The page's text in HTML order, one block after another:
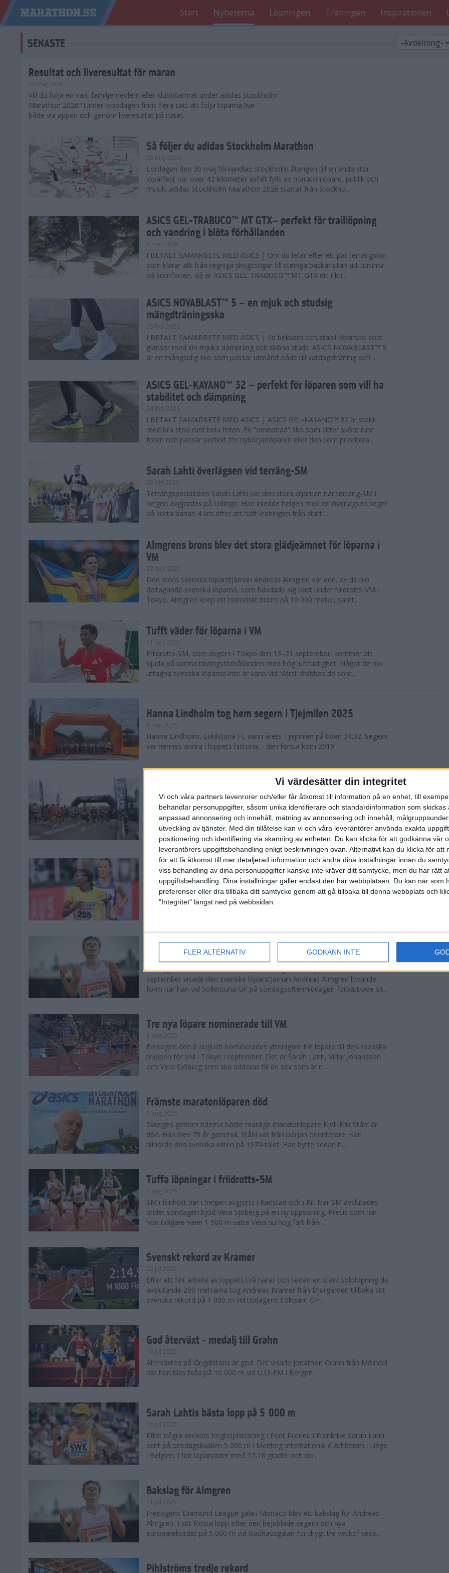
Vi värdesätter din integritet
Vi och våra partners levenrorer och/eller får åtkomst till information på en enhet, till
behandlar personuppgifter, såsom unika identifierare och standardinformation som skickas
anpassad annonsering och innehåll, mätning av annonsering och innehåll,
utveckling av tjänster. Med din tillåtelse kan vi och våra leverantörer använda exakta
positionering och identifiering via skanning av enheten. Du kan klicka för att godkänna vår
leverantörers uppgiftsbehandling enligt beskrivningen ovan. Alternativt kan du klicka för att
för att få åtkomst till mer detaljerad information och ändra dina inställningar innan du
viss behandling av dina personuppgifter kanske inte kräver ditt samtycke, men du har rätt
uppgiftsbehandling. Dina inställningar gäller endast den här webbplatsen. Du kan när som
preferenser eller dra tillbaka ditt samtycke genom att gå tillbaka till denna webbplats och
"Integritet" längst ned på webbsidan.
FLER ALTERNATIV GODKÄNN INTE
Start Nyheterna Löpningen Träningen Inspirationen
SENASTE
Resultat och liveresultat för maran
28 maj 2026
​Vill du följa en vän, familjemedlem eller klubbkamrat under adidas Stockholm
Marathon 2026? Under loppdagen finns flera sätt att följa löparna live –
både via appen och genom liveresultat på nätet.
Så följer du adidas Stockholm Marathon
28 maj 2026
Lördagen den 30 maj förvandlas Stockholm återigen till en enda stor
löparfest när över 42 kilometer asfalt fylls av maratonlöpare, publik och
musik. adidas Stockholm Marathon 2026 startar från Stockho...
ASICS GEL-TRABUCO™ MT GTX– perfekt för traillöpning
och vandring i blöta förhållanden
4 mar 2026
I BETALT SAMARBETE MED ASICS | Om du letar efter ett par terrängskor
som klarar allt från regniga skogsstigar till steniga backar utan att tumma
på komforten, då är ASICS GEL-TRABUCO™ MT GTX ett rikti...
ASICS NOVABLAST™ 5 – en mjuk och studsig
mängdträningssko
25 feb 2026
I BETALT SAMARBETE MED ASICS | En bekväm och stabil löparsko som
glänser med sin mjuka dämpning och sköna studs. ASICS NOVABLAST™ 5
är en mångsidig sko som passar utmärkt både till vardagsträning och ...
ASICS GEL-KAYANO™ 32 – perfekt för löparen som vill ha
stabilitet och dämpning
24 feb 2026
I BETALT SAMARBETE MED ASICS | ASICS GEL-KAYANO™ 32 är stabil
med bra stöd runt hela foten. En ”ombonad” sko som sitter skönt runt
foten och passar perfekt för nybörjarlöparen eller den som prioritera...
Sarah Lahti överlägsen vid terräng-SM
20 okt 2025
Terrängspecialisten Sarah Lahti var den stora stjärnan när terräng-SM i
helgen avgjordes på Lidingö. Hon inledde helgen med en överlägsen seger
på korta banan 4 km efter att haft ledningen från start ...
Almgrens brons blev det stora glädjeämnet för löparna i
VM
23 sep 2025
Den stora svenska löparstjärnan Andreas Almgren var den, av de nio
deltagande svenska löparna, som hävdade sig bäst under friidrotts-VM i
Tokyo. Almgren knep ett historiskt brons på 10 000 meter, samt...
Tufft väder för löparna i VM
11 sep 2025
Friidrotts-VM, som avgörs i Tokyo den 13–21 september, kommer att
bjuda på varma tävlingsförhållanden med hög luftfuktighet. Något de nio
uttagna svenska löparna inte är vana vid. Värst drabbas de som...
Hanna Lindholm tog hem segern i Tjejmilen 2025
6 sep 2025
Hanna Lindholm, Eskilstuna FI, vann årets Tjejmilen på tiden 34:32. Segern
var hennes andra i loppets historia – den första kom 2019.
Snabbaste segertiden på 12 år i rekordstort adidas
Stockholm Halvmaraton
30 aug 2025
Ett slutsålt och rekordstort adidas Stockholm Halvmaraton avgjordes i
nästintill perfekt löparväder. 18 grader, mulet och väldigt lite vind. Totalt
var 19,866 löpare anmälda, varav 15,807 kom till sta...
Löparna viktiga när Sverige vann Finnkampen
26 aug 2025
Den hundrade upplagan av Finnkampen, världens äldsta och största
landskamp i friidrott, avgjordes inför fullsatta läktare på Stockholms
Svenskt rekord när Almgren testade VM-formen
En dryg månad före friidrotts-VM, som avgörs i Tokyo den 13-21
september visade den svenske löparstjärnan Andreas Almgren lovande
form när han vid Sollentuna GP på söndagseftermiddagen förbättrade sit...
Tre nya löpare nominerade till VM
8 aug 2025
Fredagen den 8 augusti nominerades ytterligare tre löpare till den svenska
truppen för VM i Tokyo i september. Det är Sarah Lahti, Vidar Johansson
och Vera Sjöberg som ska adderas till de sex som är n...
Främste maratonlöparen död
7 aug 2025
Sveriges genom tiderna bäste manlige maratonlöpare Kjell-Erik Ståhl är
död. Han blev 79 år gammal. Ståhl var från början orienterare. Han
tillhörde den svenska eliten på 1970-talet. Han bytte sedan ti...
Tuffa löpningar i friidrotts-SM
3 aug 2025
SM i friidrott har i helgen avgjorts i Karlstad och i Kil. När SM avslutades
under söndagen bjöd Vera Sjöberg på en ny uppvisning. Precis som när
hon tidigare vann 1 500 m satte Vera nu hög fart från ...
Svenskt rekord av Kramer
22 jul 2025
Efter ett fint arbete av loppets två harar och sedan en stark sololöpning de
avslutande 200 metrarna tog Andreas Kramer från Djurgården tillbaka sitt
svenska rekord på 1 000 m vid tisdagens Folksam GP...
God återväxt - medalj till Grahn
18 jul 2025
Återväxten på långdistans är god. Det visade Jonathon Grahn från Mölndal
när han blev tvåa på 10 000 m vid U23-EM i Bergen.
Sarah Lahtis bästa lopp på 5 000 m
16 jul 2025
Efter några veckors höghöjdsträning i Font Romeu i Frankrike Sarah Lahti
sent på onsdagskvällen 5 000 m i Meeting International d´Athletism i Liège
i Belgien. I fint löparväder med 17-18 grader och ob...
Bakslag för Almgren
11 jul 2025
Fredagens Diamond League gala i Monaco blev ett bakslag för Andreas
Almgren, I sitt första lopp efter den bejublade segern och nya
europarekordet på 5 000 m vid Bauhausgalan för drygt tre veckof seda...
Pihlströms tredje rekord